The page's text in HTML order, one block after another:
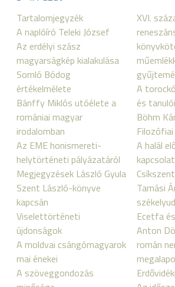
Tartalomjegyzék
A naplóíró Teleki József
Az erdélyi szász
magyarságkép kialakulása
Somló Bódog
értékelmélete
Bánffy Miklós utóélete a
romániai magyar
irodalomban
Az EME honismereti-
helytörténeti pályázatáról
Megjegyzések László Gyula
Szent László-könyve
kapcsán
Viselettörténeti
újdonságok
A moldvai csángómagyarok
mai énekei
A szöveggondozás
XVI.
A
és tanulói
Böhm
A halál
Tamási
Ecetfa
Anton
román